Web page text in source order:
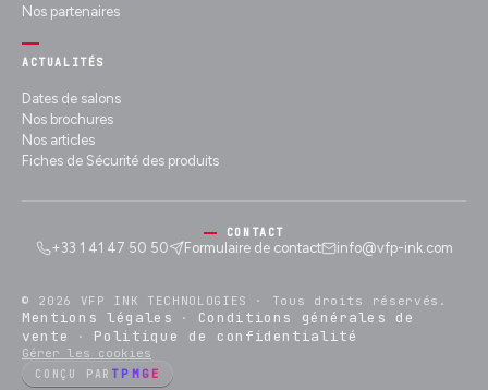
Nos partenaires
ACTUALITÉS
Dates de salons
Nos brochures
Nos articles
Fiches de Sécurité des produits
CONTACT
+33 1 41 47 50 50 Formulaire de contact info@vfp-ink.com
© 2026 VFP INK TECHNOLOGIES · Tous droits réservés.
Mentions légales ·
Conditions générales de
vente
· Politique de confidentialité
Gérer les cookies
CONÇU PAR TPMGE